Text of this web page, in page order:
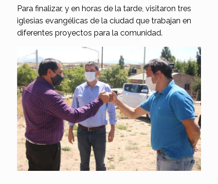
Para finalizar, y en horas de la tarde, visitaron tres
iglesias evangélicas de la ciudad que trabajan en
diferentes proyectos para la comunidad.